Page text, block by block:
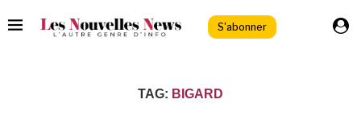
S'abonner
TAG: BIGARD